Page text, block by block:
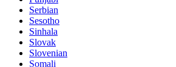
Serbian
Sesotho
Sinhala
Slovak
Slovenian
Somali